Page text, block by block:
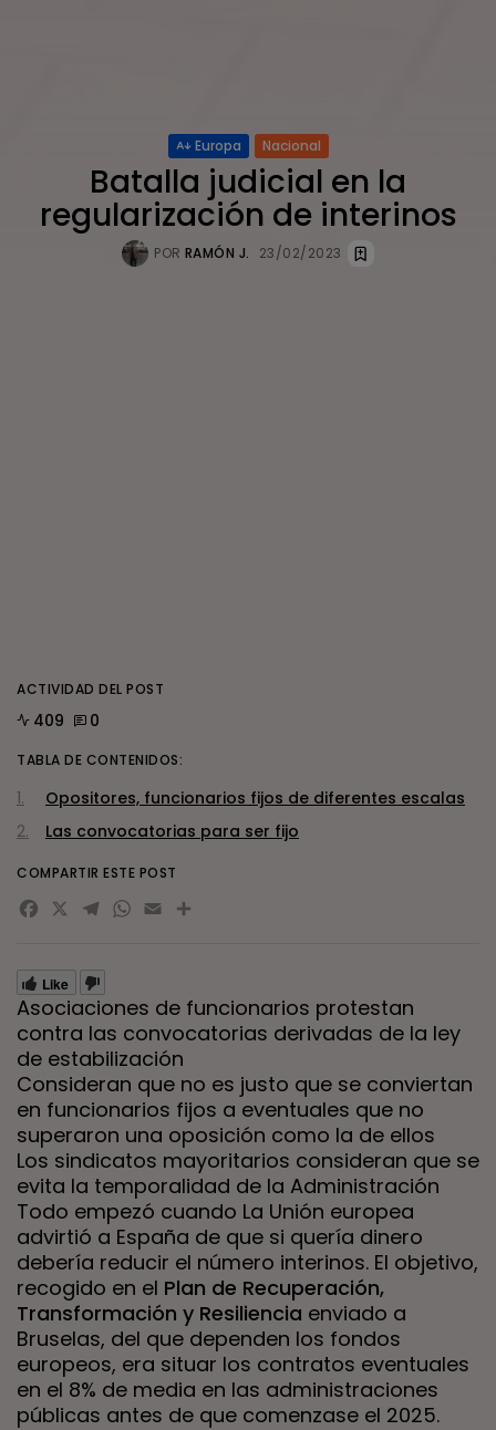
Europa Nacional
Batalla judicial en la
regularización de interinos
POR RAMÓN J. 23/02/2023
Like
Asociaciones de funcionarios protestan
contra las convocatorias derivadas de la ley
de estabilización
Consideran que no es justo que se conviertan
en funcionarios fijos a eventuales que no
superaron una oposición como la de ellos
Los sindicatos mayoritarios consideran que se
evita la temporalidad de la Administración
Todo empezó cuando La Unión europea
advirtió a España de que si quería dinero
debería reducir el número interinos. El objetivo,
recogido en el Plan de Recuperación,
Transformación y Resiliencia enviado a
Bruselas, del que dependen los fondos
europeos, era situar los contratos eventuales
en el 8% de media en las administraciones
públicas antes de que comenzase el 2025.
ACTIVIDAD DEL POST
409 0
TABLA DE CONTENIDOS:
Opositores, funcionarios fijos de diferentes escalas
Las convocatorias para ser fijo
COMPARTIR ESTE POST
Facebook
X Telegram
WhatsApp
EmailCompartir